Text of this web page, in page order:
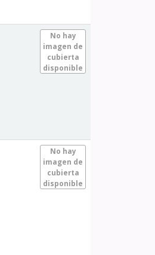
No hay
imagen de
cubierta
disponible
No hay
imagen de
cubierta
disponible